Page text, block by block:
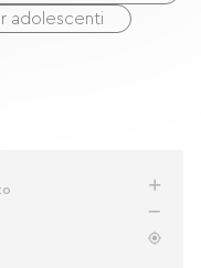
adolescenti